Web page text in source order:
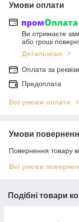
Умови оплати
Ви отримаєте
або гроші
Детальніше
Оплата за
Предоплата
Всі умови оплати
Умови
Повернення товару
Всі умови
Подібні товари